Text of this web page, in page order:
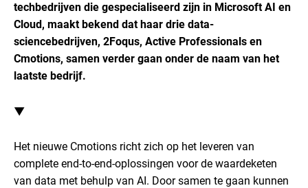
techbedrijven die gespecialiseerd zijn in Microsoft AI en
Cloud, maakt bekend dat haar drie data-
sciencebedrijven, 2Foqus, Active Professionals en
Cmotions, samen verder gaan onder de naam van het
laatste bedrijf.
▼
Het nieuwe Cmotions richt zich op het leveren van
complete end-to-end-oplossingen voor de waardeketen
van data met behulp van AI. Door samen te gaan kunnen